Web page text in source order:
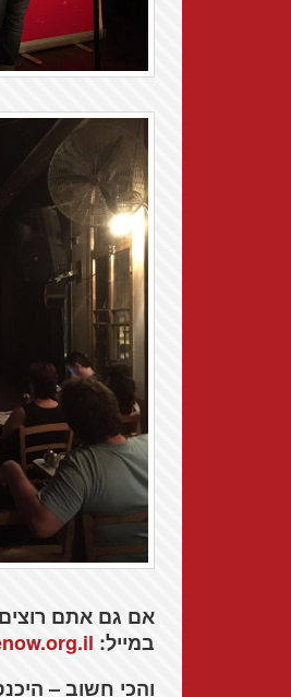
אם גם אתם רוצים
במייל:
והכי חשוב –